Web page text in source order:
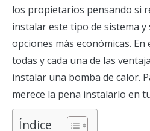
los propietarios pensando si
instalar este tipo de sistema
opciones más económicas.
todas y cada una de las
instalar una bomba de calor.
merece la pena instalarlo en
Índice